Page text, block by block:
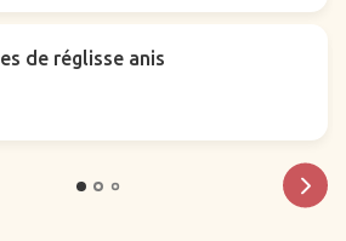
de réglisse anis